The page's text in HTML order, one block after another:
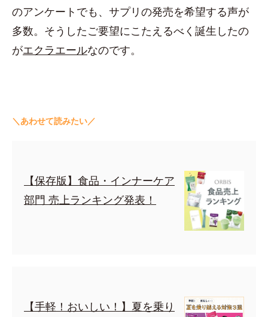
のアンケートでも、サプリの発売を希望する声が
多数。そうしたご要望にこたえるべく誕生したの
がエクラエールなのです。
＼あわせて読みたい／
【保存版】食品・インナーケア
部門 売上ランキング発表！
【手軽！おいしい！】夏を乗り